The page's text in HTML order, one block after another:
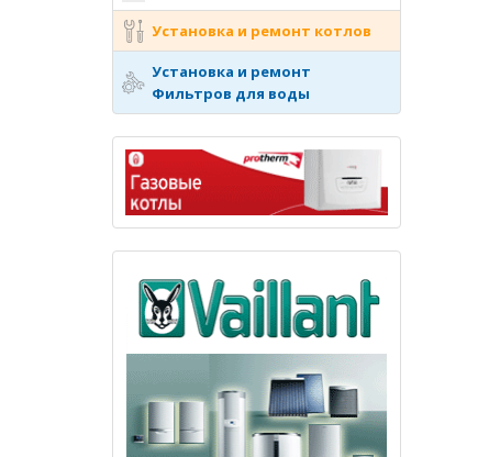
Установка и ремонт котлов
Установка и ремонт
Фильтров для воды